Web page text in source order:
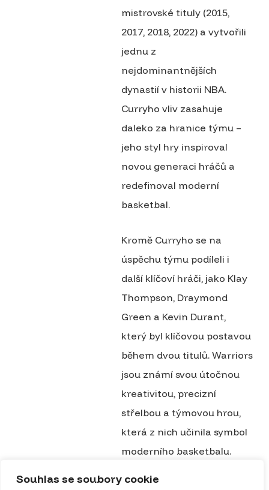
Souhlas se soubory cookie
mistrovské tituly (2015,
2017, 2018, 2022) a vytvořili
jednu z
nejdominantnějších
dynastií v historii NBA.
Curryho vliv zasahuje
daleko za hranice týmu –
jeho styl hry inspiroval
novou generaci hráčů a
redefinoval moderní
basketbal.
Kromě Curryho se na
úspěchu týmu podíleli i
další klíčoví hráči, jako Klay
Thompson, Draymond
Green a Kevin Durant,
který byl klíčovou postavou
během dvou titulů. Warriors
jsou známí svou útočnou
kreativitou, precizní
střelbou a týmovou hrou,
která z nich učinila symbol
moderního basketbalu.